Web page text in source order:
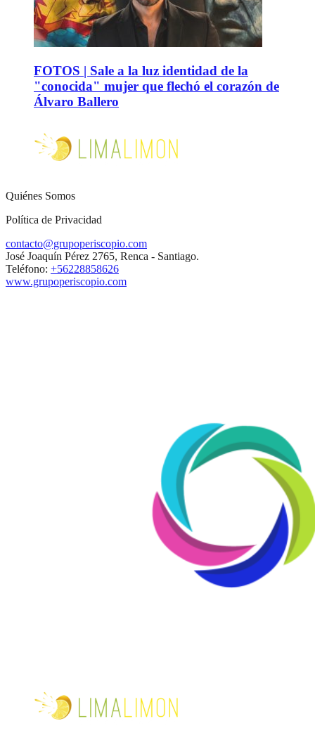
FOTOS | Sale a la luz identidad de la
"conocida" mujer que flechó el corazón de
Álvaro Ballero
Quiénes Somos
Política de Privacidad
contacto@grupoperiscopio.com
José Joaquín Pérez 2765, Renca - Santiago.
Teléfono: +56228858626
www.grupoperiscopio.com